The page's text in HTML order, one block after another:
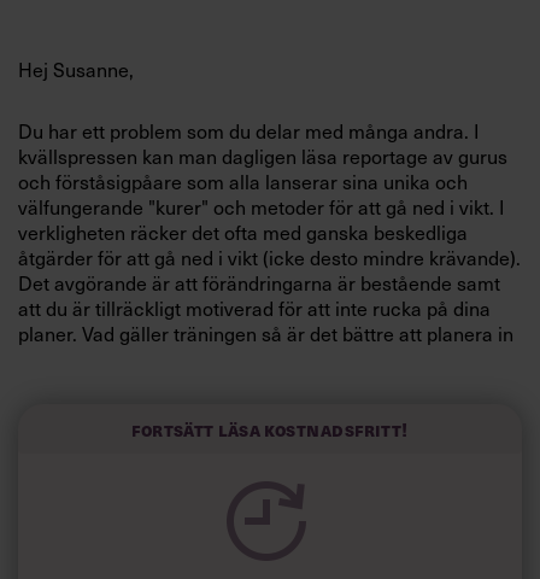
Villkor och policy för
personuppgiftsbehandling
Sök
efter:
Hej Susanne,
Du har ett problem som du delar med många andra. I
kvällspressen kan man dagligen läsa reportage av gurus
och förståsigpåare som alla lanserar sina unika och
välfungerande "kurer" och metoder för att gå ned i vikt. I
verkligheten räcker det ofta med ganska beskedliga
åtgärder för att gå ned i vikt (icke desto mindre krävande).
Det avgörande är att förändringarna är bestående samt
att du är tillräckligt motiverad för att inte rucka på dina
planer. Vad gäller träningen så är det bättre att planera in
riskerar man att få ont någonstans eller att tröttna så att
styrketräningspass och ett konditionspass per vecka.
Prioritera styrkeövningar där du engagerar stora
muskelgrupper (som benövningar samt press och drag)
när du styrketränar. Ju större muskler som arbetar desto
Fortsätt läsa kostnadsfritt!